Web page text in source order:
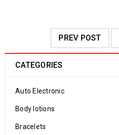
PREV POST
CATEGORIES
Auto Electronic
Body lotions
Bracelets